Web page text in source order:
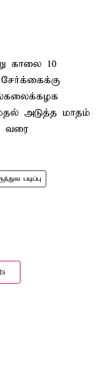
காலை 10
அடுத்த மாதம்
வரை
படிப்பு